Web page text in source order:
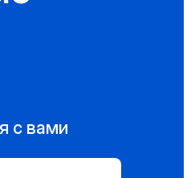
с вами